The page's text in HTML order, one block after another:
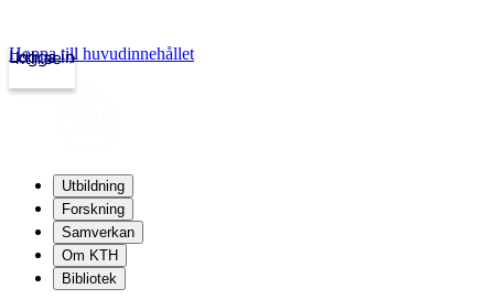
kth.se
Logga in
Hoppa till huvudinnehållet
Utbildning
Forskning
Samverkan
Om KTH
Bibliotek